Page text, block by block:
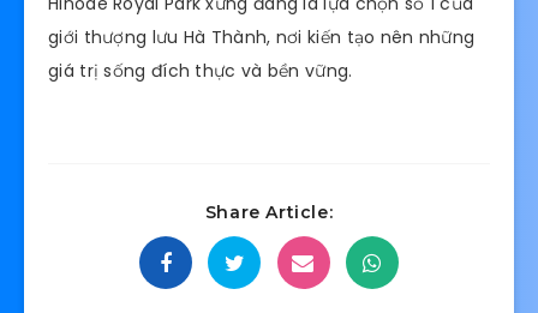
giới thượng lưu Hà Thành, nơi kiến tạo nên những
giá trị sống đích thực và bền vững.
Share Article: